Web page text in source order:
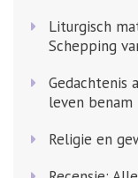
Liturgisch
Schepping
Gedachtenis
leven benam
Religie en